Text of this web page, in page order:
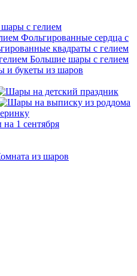
с гелием
Фольгированные сердца с
Большие шары с гелием
и букеты из шаров
1 сентября
из шаров